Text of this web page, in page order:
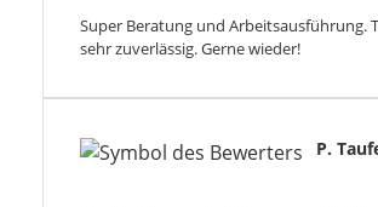
Super Beratung und Arbeitsausführung.
sehr zuverlässig. Gerne wieder!
P.